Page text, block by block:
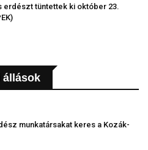
erdészt tüntettek ki október 23.
állások
munkatársakat keres a Kozák-